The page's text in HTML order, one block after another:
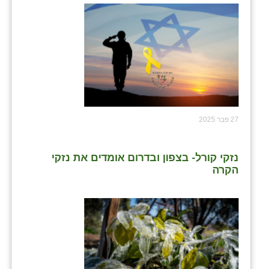
27 פבר 2025
נזקי קורל- בצפון ובדרום אומדים את נזקי
הקרה